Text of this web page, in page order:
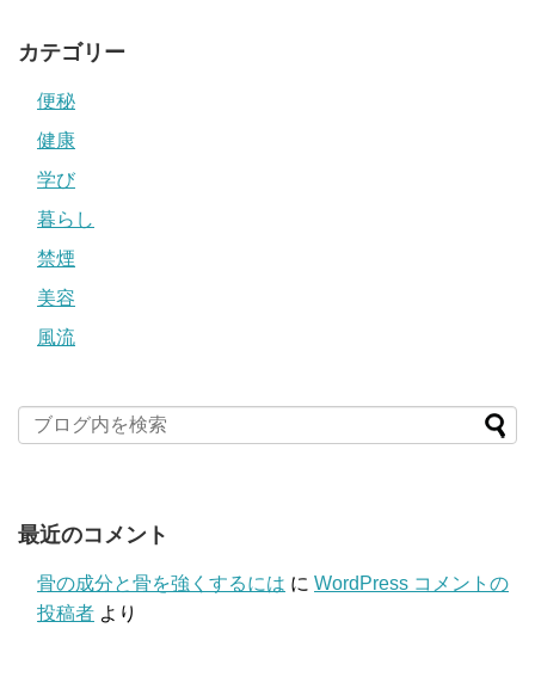
カテゴリー
便秘
健康
学び
暮らし
禁煙
美容
風流
最近のコメント
骨の成分と骨を強くするには に WordPress コメントの
投稿者 より